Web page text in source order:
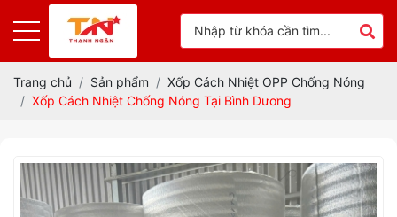
Trang chủ Sản phẩm
Xốp Cách Nhiệt OPP Chống Nóng
Xốp Cách Nhiệt Chống Nóng Tại Bình Dương